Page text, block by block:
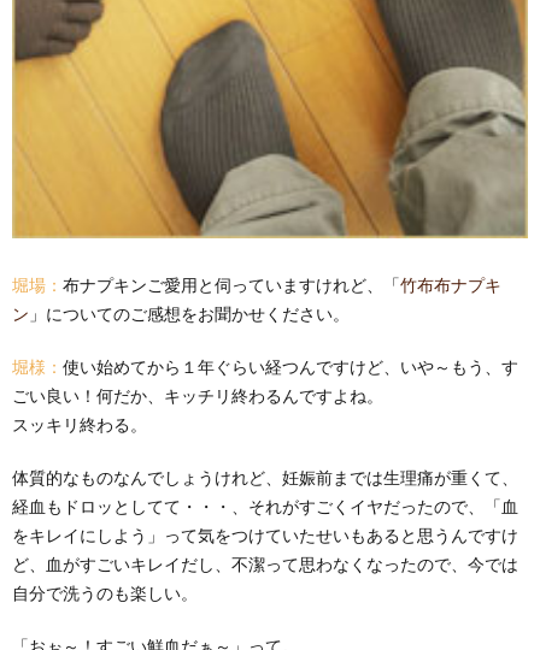
堀場： 布ナプキンご愛用と伺っていますけれど、「竹布布ナプキ
ン 」についてのご感想をお聞かせください。
堀様： 使い始めてから１年ぐらい経つんですけど、いや～もう、す
ごい良い！何だか、キッチリ終わるんですよね。
スッキリ終わる。
体質的なものなんでしょうけれど、妊娠前までは生理痛が重くて、
経血もドロッとしてて・・・、それがすごくイヤだったので、「血
をキレイにしよう」って気をつけていたせいもあると思うんですけ
ど、血がすごいキレイだし、不潔って思わなくなったので、今では
自分で洗うのも楽しい。
「おぉ～！すごい鮮血だぁ～」って。